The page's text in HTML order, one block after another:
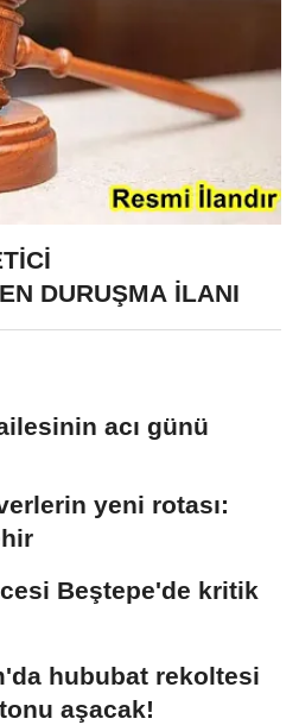
DURUŞMA İLANI
acı günü
yeni rotası:
Beştepe'de kritik
hububat rekoltesi
aşacak!